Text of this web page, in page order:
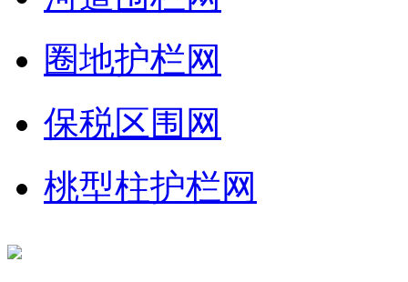
圈地护栏网
保税区围网
桃型柱护栏网